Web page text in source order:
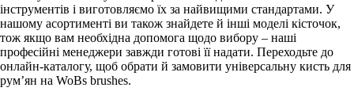
інструментів і виготовляємо їх за найвищими стандартами. У
нашому асортименті ви також знайдете й інші моделі кісточок,
тож якщо вам необхідна допомога щодо вибору – наші
професійні менеджери завжди готові її надати. Переходьте до
онлайн-каталогу, щоб обрати й замовити універсальну кисть для
рум’ян на WoBs brushes.